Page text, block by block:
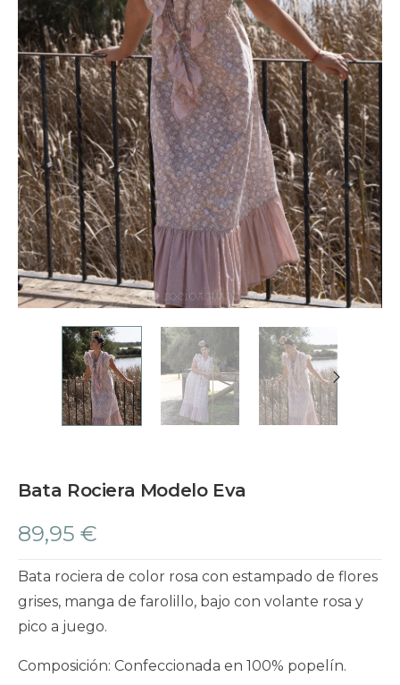
Bata Rociera Modelo Eva
89,95 €
Bata rociera de color rosa con estampado de flores
grises, manga de farolillo, bajo con volante rosa y
pico a juego.
Composición: Confeccionada en 100% popelín.